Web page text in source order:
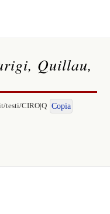
Quillau,
testi/CIRO|Q Copia